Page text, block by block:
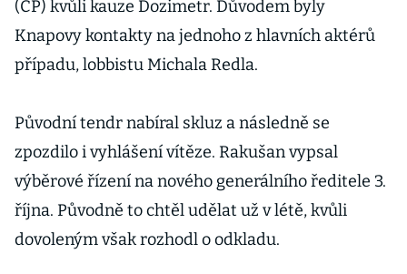
(ČP) kvůli kauze Dozimetr. Důvodem byly
Knapovy kontakty na jednoho z hlavních aktérů
případu, lobbistu Michala Redla.
Původní tendr nabíral skluz a následně se
zpozdilo i vyhlášení vítěze. Rakušan vypsal
výběrové řízení na nového generálního ředitele 3.
října. Původně to chtěl udělat už v létě, kvůli
dovoleným však rozhodl o odkladu.